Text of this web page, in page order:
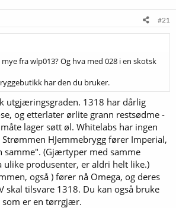
#21
fra wlp013? Og hva med 028 i en skotsk
har den du bruker.
utgjæringsgraden. 1318 har dårlig
og etterlater ørlite grann restsødme -
lager søtt øl. Whitelabs har ingen
HJemmebrygg fører Imperial,
samme". (Gjærtyper med samme
ulike produsenter, er aldri helt like.)
også ) fører nå Omega, og deres
skal tilsvare 1318. Du kan også bruke
som er en tørrgjær.